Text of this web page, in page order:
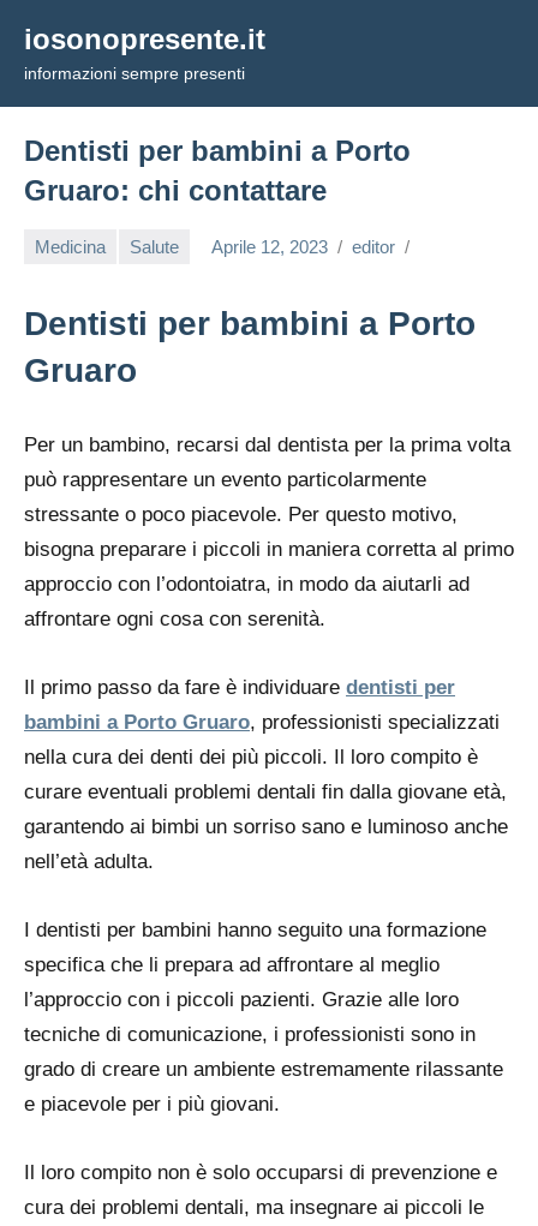
contenuto
iosonopresente.it
informazioni sempre presenti
Dentisti per bambini a Porto
Gruaro: chi contattare
Medicina Salute Aprile 12, 2023 editor
Dentisti per bambini a Porto
Gruaro
Per un bambino, recarsi dal dentista per la prima volta
può rappresentare un evento particolarmente
stressante o poco piacevole. Per questo motivo,
bisogna preparare i piccoli in maniera corretta al primo
approccio con l’odontoiatra, in modo da aiutarli ad
affrontare ogni cosa con serenità.
Il primo passo da fare è individuare dentisti per
bambini a Porto Gruaro, professionisti specializzati
nella cura dei denti dei più piccoli. Il loro compito è
curare eventuali problemi dentali fin dalla giovane età,
garantendo ai bimbi un sorriso sano e luminoso anche
nell’età adulta.
I dentisti per bambini hanno seguito una formazione
specifica che li prepara ad affrontare al meglio
l’approccio con i piccoli pazienti. Grazie alle loro
tecniche di comunicazione, i professionisti sono in
grado di creare un ambiente estremamente rilassante
e piacevole per i più giovani.
Il loro compito non è solo occuparsi di prevenzione e
cura dei problemi dentali, ma insegnare ai piccoli le